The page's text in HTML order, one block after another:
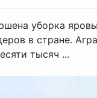
уборка
в стране.
тысяч ...